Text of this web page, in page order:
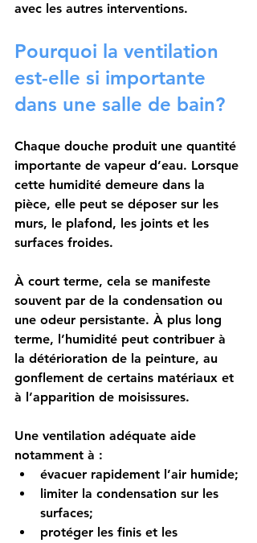
avec les autres interventions.
Pourquoi la ventilation
est-elle si importante
dans une salle de bain?
Chaque douche produit une quantité
importante de vapeur d’eau. Lorsque
cette humidité demeure dans la
pièce, elle peut se déposer sur les
murs, le plafond, les joints et les
surfaces froides.
À court terme, cela se manifeste
souvent par de la condensation ou
une odeur persistante. À plus long
terme, l’humidité peut contribuer à
la détérioration de la peinture, au
gonflement de certains matériaux et
à l’apparition de moisissures.
Une ventilation adéquate aide
notamment à :
évacuer rapidement l’air humide;
limiter la condensation sur les
surfaces;
protéger les finis et les